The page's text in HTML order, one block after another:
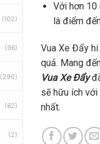
(102)
(96)
(290)
(62)
(2)
Với hơn 10
là điểm
Vua Xe Đẩy
quả. Mang
Vua Xe Đẩy
sẽ hữu ích với
nhất.